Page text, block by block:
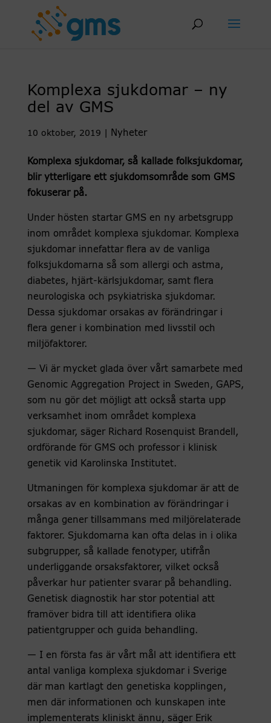
Komplexa sjukdomar – ny
del av GMS
10 oktober, 2019 Nyheter
Komplexa sjukdomar, så kallade folksjukdomar,
blir ytterligare ett sjukdomsområde som GMS
fokuserar på.
Under hösten startar GMS en ny arbetsgrupp
inom området komplexa sjukdomar. Komplexa
sjukdomar innefattar flera av de vanliga
folksjukdomarna så som allergi och astma,
diabetes, hjärt-kärlsjukdomar, samt flera
neurologiska och psykiatriska sjukdomar.
Dessa sjukdomar orsakas av förändringar i
flera gener i kombination med livsstil och
miljöfaktorer.
— Vi är mycket glada över vårt samarbete med
Genomic Aggregation Project in Sweden, GAPS,
som nu gör det möjligt att också starta upp
verksamhet inom området komplexa
sjukdomar, säger Richard Rosenquist Brandell,
ordförande för GMS och professor i klinisk
genetik vid Karolinska Institutet.
Utmaningen för komplexa sjukdomar är att de
orsakas av en kombination av förändringar i
många gener tillsammans med miljörelaterade
faktorer. Sjukdomarna kan ofta delas in i olika
subgrupper, så kallade fenotyper, utifrån
underliggande orsaksfaktorer, vilket också
påverkar hur patienter svarar på behandling.
Genetisk diagnostik har stor potential att
framöver bidra till att identifiera olika
patientgrupper och guida behandling.
— I en första fas är vårt mål att identifiera ett
antal vanliga komplexa sjukdomar i Sverige
där man kartlagt den genetiska kopplingen,
men där informationen och kunskapen inte
implementerats kliniskt ännu, säger Erik